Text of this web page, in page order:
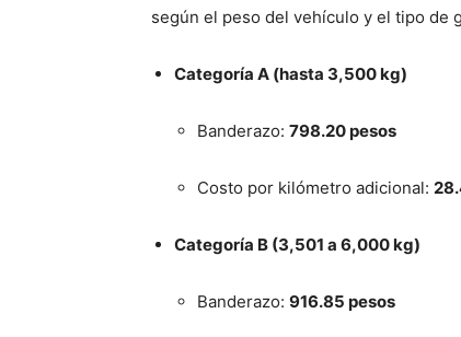
según el peso del vehículo y el tipo de
Categoría A (hasta 3,500 kg)
Banderazo: 798.20 pesos
Costo por kilómetro adicional:
Categoría B (3,501 a 6,000 kg)
Banderazo: 916.85 pesos